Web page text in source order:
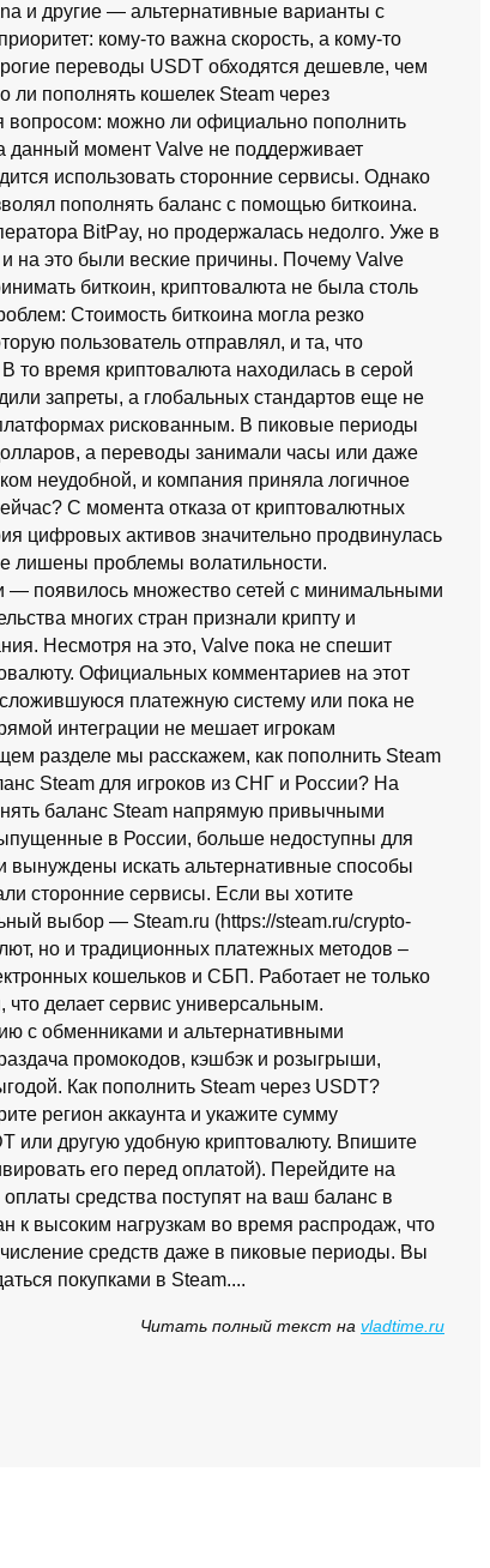
и другие — альтернативные варианты с
кому-то важна скорость, а кому-то
переводы USDT обходятся дешевле, чем
ли пополнять кошелек Steam через
вопросом: можно ли официально пополнить
момент Valve не поддерживает
использовать сторонние сервисы. Однако
пополнять баланс с помощью биткоина.
BitPay, но продержалась недолго. Уже в
на это были веские причины. Почему Valve
биткоин, криптовалюта не была столь
Стоимость биткоина могла резко
пользователь отправлял, и та, что
то время криптовалюта находилась в серой
запреты, а глобальных стандартов еще не
рискованным. В пиковые периоды
а переводы занимали часы или даже
неудобной, и компания приняла логичное
С момента отказа от криптовалютных
цифровых активов значительно продвинулась
лишены проблемы волатильности.
появилось множество сетей с минимальными
многих стран признали крипту и
Несмотря на это, Valve пока не спешит
Официальных комментариев на этот
платежную систему или пока не
интеграции не мешает игрокам
разделе мы расскажем, как пополнить Steam
Steam для игроков из СНГ и России? На
баланс Steam напрямую привычными
в России, больше недоступны для
вынуждены искать альтернативные способы
сторонние сервисы. Если вы хотите
выбор — Steam.ru (https://steam.ru/crypto-
но и традиционных платежных методов –
кошельков и СБП. Работает не только
делает сервис универсальным.
с обменниками и альтернативными
промокодов, кэшбэк и розыгрыши,
Как пополнить Steam через USDT?
регион аккаунта и укажите сумму
или другую удобную криптовалюту. Впишите
его перед оплатой). Перейдите на
средства поступят на ваш баланс в
к высоким нагрузкам во время распродаж, что
средств даже в пиковые периоды. Вы
покупками в Steam....
Читать полный текст на vladtime.ru